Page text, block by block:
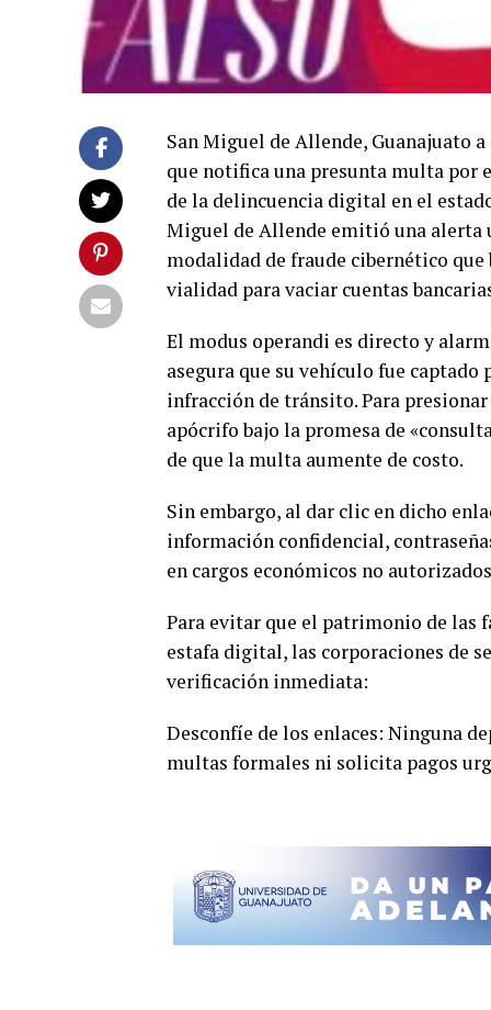
San Miguel de Allende, Guanajuato
que notifica una presunta multa por
de la delincuencia digital en el
Miguel de Allende emitió una alerta
modalidad de fraude cibernético
vialidad para vaciar cuentas
El modus operandi es directo y
asegura que su vehículo fue
infracción de tránsito. Para
apócrifo bajo la promesa de
de que la multa aumente de costo.
Sin embargo, al dar clic en dicho
información confidencial,
en cargos económicos no
Para evitar que el patrimonio de las
estafa digital, las corporaciones de
verificación inmediata:
Desconfíe de los enlaces: Ninguna
multas formales ni solicita pagos